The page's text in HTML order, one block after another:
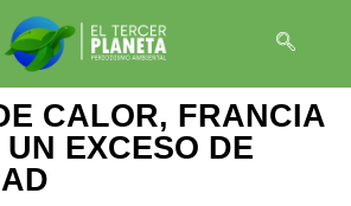
CALOR, FRANCIA
EXCESO DE